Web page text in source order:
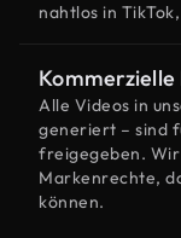
nahtlos in
Alle Videos in
generiert – sind
freigegeben.
Markenrechte,
können.